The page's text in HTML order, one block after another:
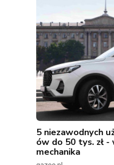
5 niezawodnych
ów do 50 tys. zł
mechanika